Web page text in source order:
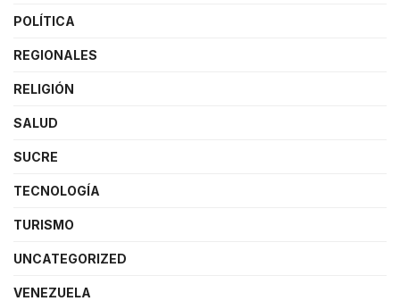
POLÍTICA
REGIONALES
RELIGIÓN
SALUD
SUCRE
TECNOLOGÍA
TURISMO
UNCATEGORIZED
VENEZUELA